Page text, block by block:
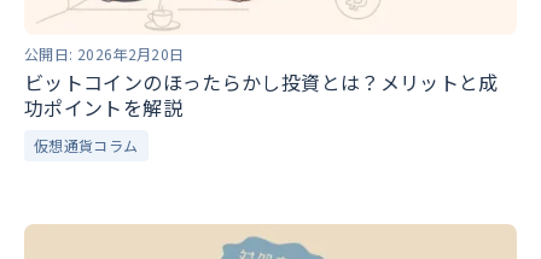
公開日: 2026年2月20日
ビットコインのほったらかし投資とは？メリットと成
功ポイントを解説
仮想通貨コラム